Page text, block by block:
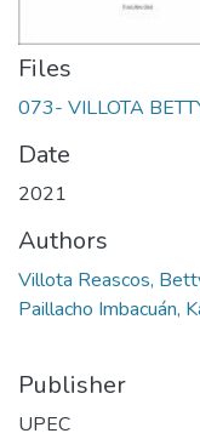
Files
073- VILLOTA
Date
2021
Authors
Villota Reascos,
Paillacho Imbacuán,
Publisher
UPEC